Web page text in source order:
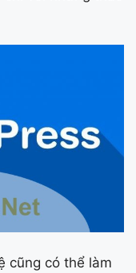
cũng có thể làm